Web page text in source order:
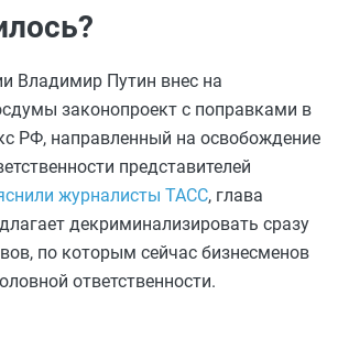
Владимир Путин внес на
законопроект с поправками в
РФ, направленный на освобождение
представителей
журналисты ТАСС, глава
декриминализировать сразу
по которым сейчас бизнесменов
ответственности.